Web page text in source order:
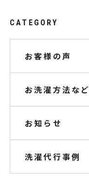
CATEGORY
お客様の声
お洗濯方法など
お知らせ
洗濯代行事例